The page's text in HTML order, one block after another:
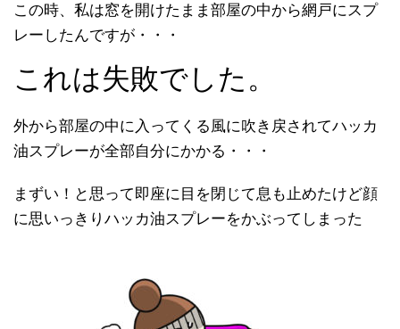
この時、私は窓を開けたまま部屋の中から網戸にスプ
レーしたんですが・・・
これは失敗でした。
外から部屋の中に入ってくる風に吹き戻されてハッカ
油スプレーが全部自分にかかる・・・
まずい！と思って即座に目を閉じて息も止めたけど顔
に思いっきりハッカ油スプレーをかぶってしまった